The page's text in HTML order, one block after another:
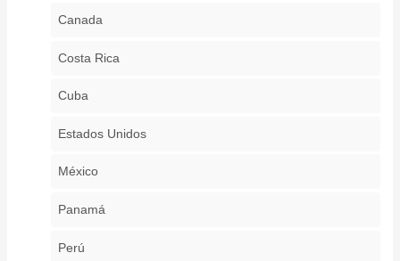
Canada
Costa Rica
Cuba
Estados Unidos
México
Panamá
Perú